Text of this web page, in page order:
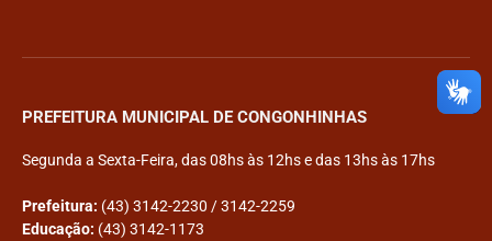
PREFEITURA MUNICIPAL DE CONGONHINHAS
Segunda a Sexta-Feira, das 08hs às 12hs e das 13hs às 17hs
Prefeitura: (43) 3142-2230 / 3142-2259
Educação: (43) 3142-1173